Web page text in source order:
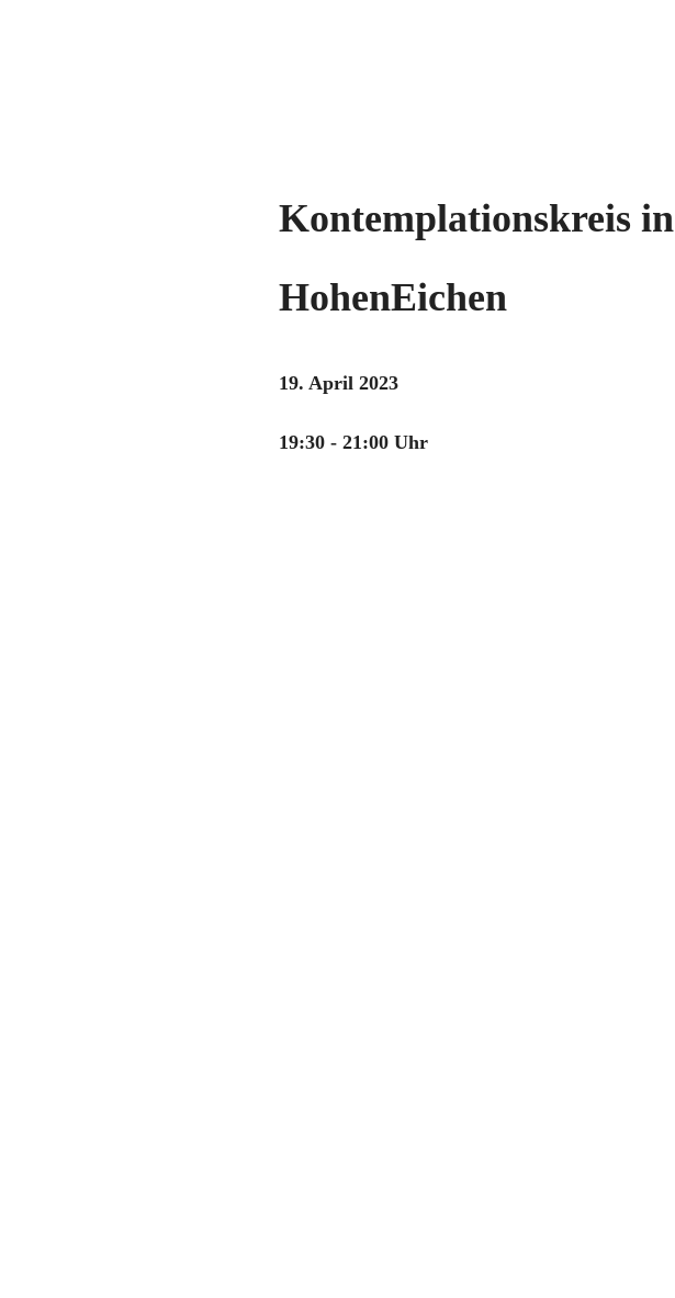
Kontemplationskreis in
HohenEichen
19. April 2023
19:30 - 21:00 Uhr